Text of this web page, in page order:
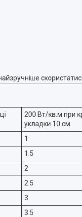
200 Вт/кв.м при
укладки 10 см
1
1.5
2
2.5
3
3.5